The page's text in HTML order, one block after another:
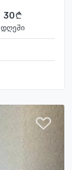
30
დღეში